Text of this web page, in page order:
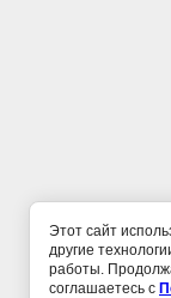
Этот сайт
другие
работы.
соглашаетесь с